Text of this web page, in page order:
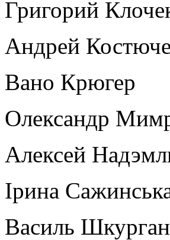
Григорий
Андрей
Вано Крюгер
Олександр
Алексей
Ірина
Василь Шкурган